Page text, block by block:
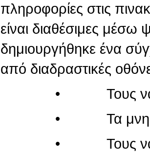
πληροφορίες στις
είναι διαθέσιμες
δημιουργήθηκε ένα
από διαδραστικές
• Τους ναούς
• Τα μνημεία
• Τους ναούς